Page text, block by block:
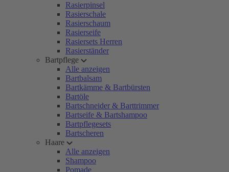
Rasierpinsel
Rasierschale
Rasierschaum
Rasierseife
Rasiersets Herren
Rasierständer
Bartpflege
Alle anzeigen
Bartbalsam
Bartkämme & Bartbürsten
Bartöle
Bartschneider & Barttrimmer
Bartseife & Bartshampoo
Bartpflegesets
Bartscheren
Haare
Alle anzeigen
Shampoo
Pomade